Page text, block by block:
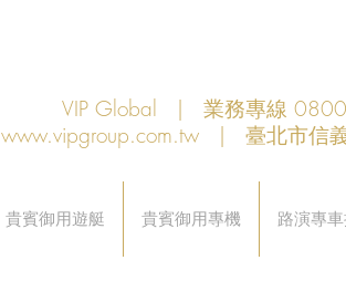
VIP Global | 業務專線
www.vipgroup.com.tw | 臺北市信
貴賓御用遊艇 貴賓御用專機 路演專